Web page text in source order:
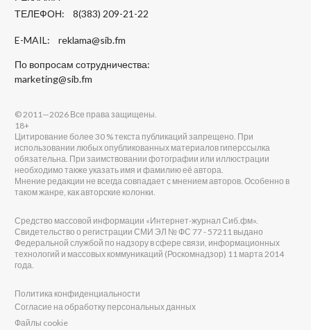
ТЕЛЕФОН: 8(383) 209-21-22
E-MAIL: reklama@sib.fm
По вопросам сотрудничества:
marketing@sib.fm
© 2011—2026 Все права защищены.
18+
Цитирование более 30 % текста публикаций запрещено. При
использовании любых опубликованных материалов гиперссылка
обязательна. При заимствовании фотографии или иллюстрации
необходимо также указать имя и фамилию её автора.
Мнение редакции не всегда совпадает с мнением авторов. Особенно в
таком жанре, как авторские колонки.
Средство массовой информации «Интернет-журнал Сиб.фм».
Свидетельство о регистрации СМИ ЭЛ № ФС 77 - 57211 выдано
Федеральной службой по надзору в сфере связи, информационных
технологий и массовых коммуникаций (Роскомнадзор) 11 марта 2014
года.
Политика конфиденциальности
Согласие на обработку персональных данных
Файлы cookie